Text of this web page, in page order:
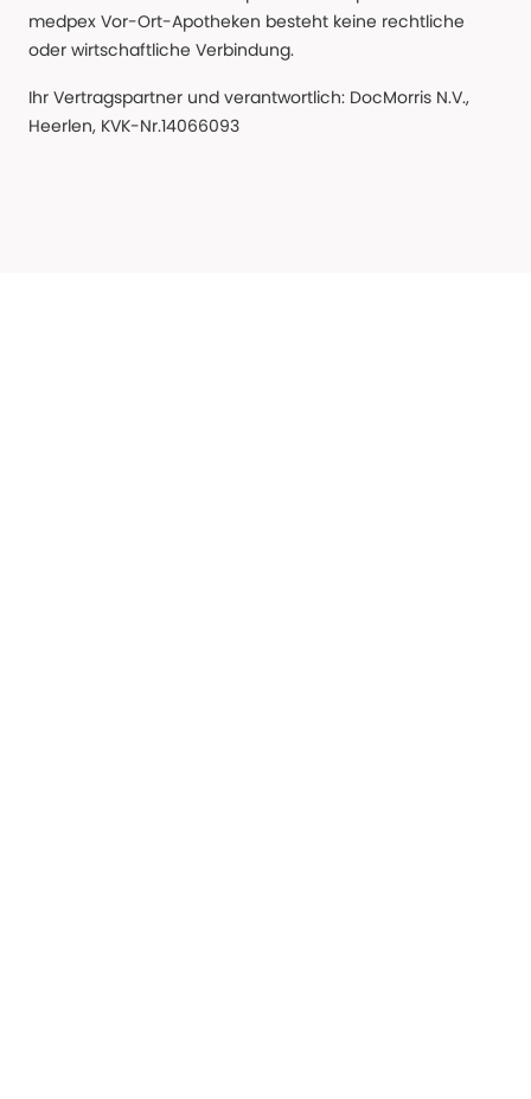
medpex Vor-Ort-Apotheken besteht keine rechtliche
oder wirtschaftliche Verbindung.
Ihr Vertragspartner und verantwortlich: DocMorris N.V.,
Heerlen, KVK-Nr.14066093